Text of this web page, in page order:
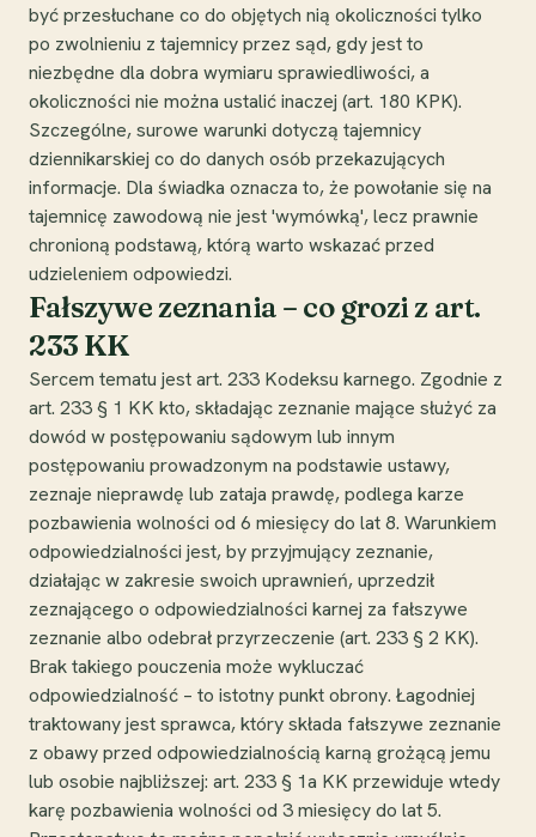
być przesłuchane co do objętych nią okoliczności tylko
po zwolnieniu z tajemnicy przez sąd, gdy jest to
niezbędne dla dobra wymiaru sprawiedliwości, a
okoliczności nie można ustalić inaczej (art. 180 KPK).
Szczególne, surowe warunki dotyczą tajemnicy
dziennikarskiej co do danych osób przekazujących
informacje. Dla świadka oznacza to, że powołanie się na
tajemnicę zawodową nie jest 'wymówką', lecz prawnie
chronioną podstawą, którą warto wskazać przed
udzieleniem odpowiedzi.
Fałszywe zeznania – co grozi z art.
233 KK
Sercem tematu jest art. 233 Kodeksu karnego. Zgodnie z
art. 233 § 1 KK kto, składając zeznanie mające służyć za
dowód w postępowaniu sądowym lub innym
postępowaniu prowadzonym na podstawie ustawy,
zeznaje nieprawdę lub zataja prawdę, podlega karze
pozbawienia wolności od 6 miesięcy do lat 8. Warunkiem
odpowiedzialności jest, by przyjmujący zeznanie,
działając w zakresie swoich uprawnień, uprzedził
zeznającego o odpowiedzialności karnej za fałszywe
zeznanie albo odebrał przyrzeczenie (art. 233 § 2 KK).
Brak takiego pouczenia może wykluczać
odpowiedzialność – to istotny punkt obrony. Łagodniej
traktowany jest sprawca, który składa fałszywe zeznanie
z obawy przed odpowiedzialnością karną grożącą jemu
lub osobie najbliższej: art. 233 § 1a KK przewiduje wtedy
karę pozbawienia wolności od 3 miesięcy do lat 5.